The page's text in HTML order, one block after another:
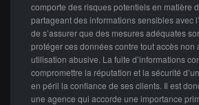
comporte des risques potentiels en matière
partageant des informations sensibles avec
de s’assurer que des mesures adéquates
protéger ces données contre tout accès non
utilisation abusive. La fuite d’informations
compromettre la réputation et la sécurité
en péril la confiance de ses clients. Il est
une agence qui accorde une importance